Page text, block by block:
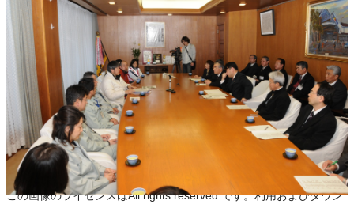
庁舎 災害
ライセンス
All rights Reserved
ライセンスの内容を確認する
JSON-LD出力
ダウンロード
この画像のライセンスはAll rights reserved です。利用およびダウン